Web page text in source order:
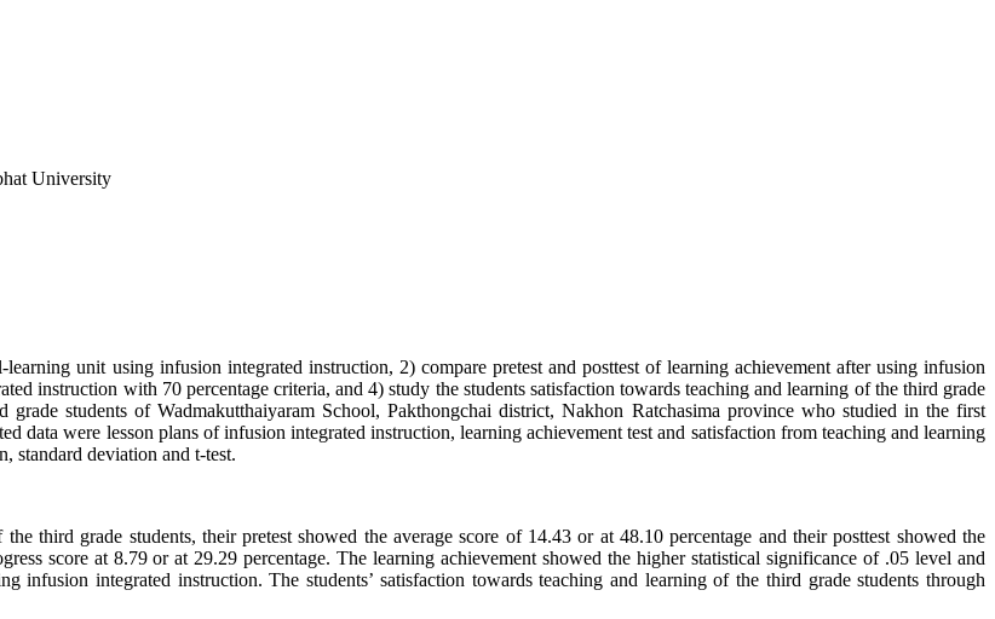
University
unit using infusion integrated instruction, 2) compare pretest and posttest of learning achievement after using infusion
instruction with 70 percentage criteria, and 4) study the students satisfaction towards teaching and learning of the third grade
students of Wadmakutthaiyaram School, Pakthongchai district, Nakhon Ratchasima province who studied in the first
data were lesson plans of infusion integrated instruction, learning achievement test and satisfaction from teaching and learning
standard deviation and t-test.
third grade students, their pretest showed the average score of 14.43 or at 48.10 percentage and their posttest showed the
score at 8.79 or at 29.29 percentage. The learning achievement showed the higher statistical significance of .05 level and
infusion integrated instruction. The students’ satisfaction towards teaching and learning of the third grade students through